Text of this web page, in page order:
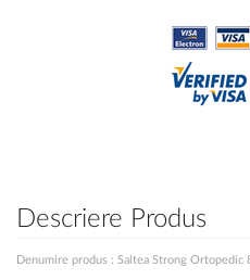
Descriere Produs
Denumire produs : Saltea Strong Ortopedic